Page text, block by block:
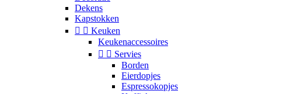
Dekens
Kapstokken
  Keuken
Keukenaccessoires
  Servies
Borden
Eierdopjes
Espressokopjes